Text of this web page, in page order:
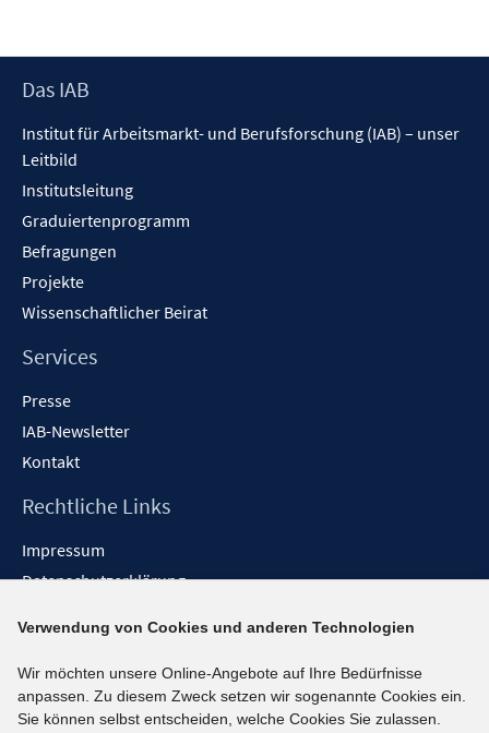
Footer
Das IAB
Institut für Arbeitsmarkt- und Berufsforschung (IAB) – unser
Leitbild
Institutsleitung
Graduiertenprogramm
Befragungen
Projekte
Wissenschaftlicher Beirat
Services
Presse
IAB-Newsletter
Kontakt
Rechtliche Links
Impressum
Datenschutzerklärung
Barrieren melden
Social-Media-Kanäle
Verwendung von Cookies und anderen Technologien
Wir möchten unsere Online-Angebote auf Ihre Bedürfnisse
anpassen. Zu diesem Zweck setzen wir sogenannte Cookies ein.
Sie können selbst entscheiden, welche Cookies Sie zulassen.